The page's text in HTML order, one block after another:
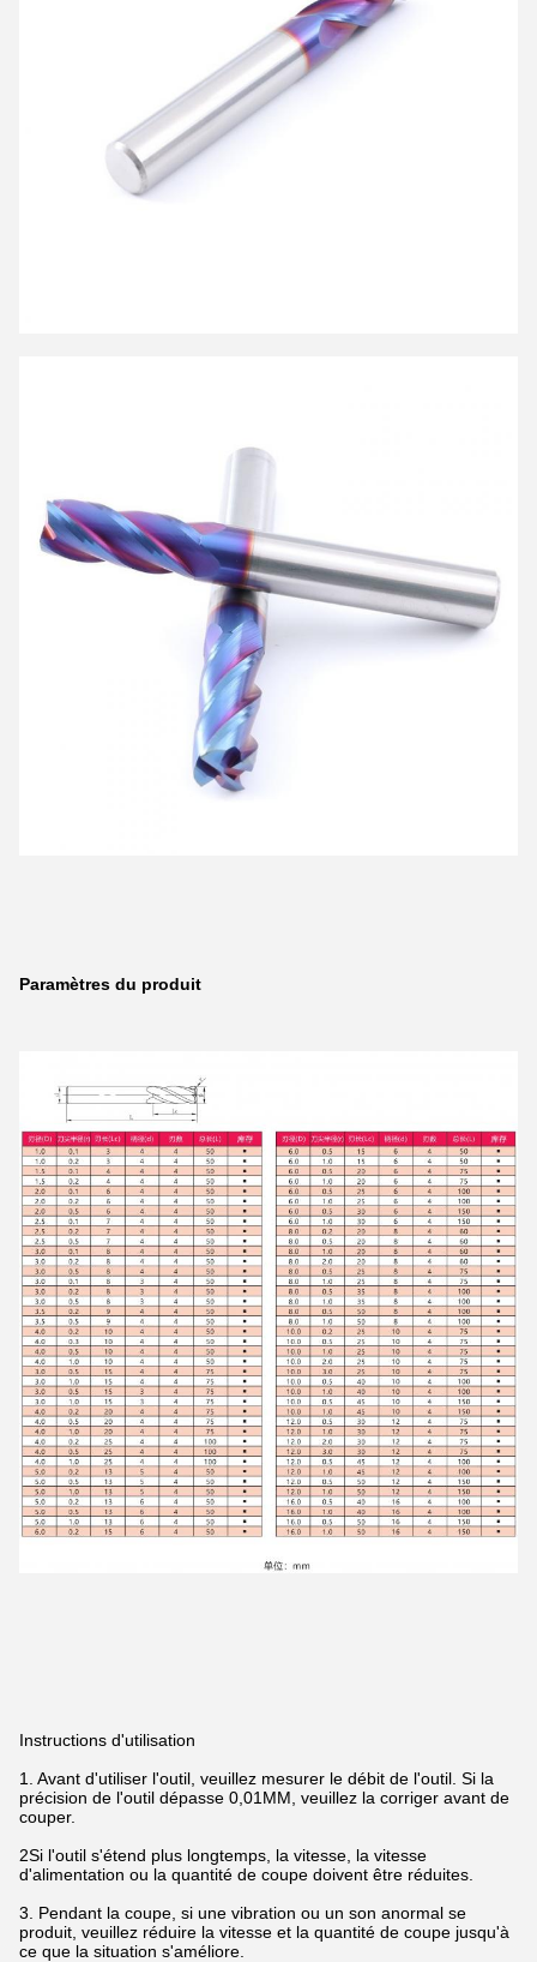
Paramètres du produit
Instructions d'utilisation
1. Avant d'utiliser l'outil, veuillez mesurer le débit de l'outil. Si la
précision de l'outil dépasse 0,01MM, veuillez la corriger avant de
couper.
2Si l'outil s'étend plus longtemps, la vitesse, la vitesse
d'alimentation ou la quantité de coupe doivent être réduites.
3. Pendant la coupe, si une vibration ou un son anormal se
produit, veuillez réduire la vitesse et la quantité de coupe jusqu'à
ce que la situation s'améliore.